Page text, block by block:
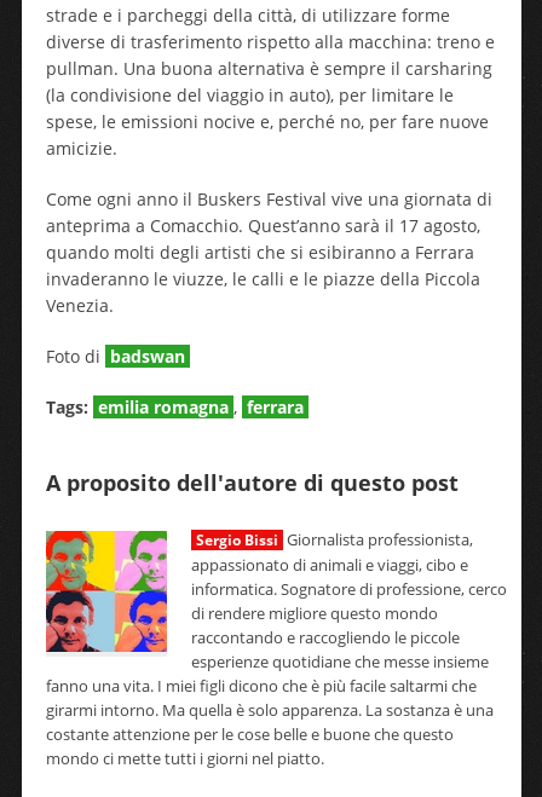
strade e i parcheggi della città, di utilizzare forme
diverse di trasferimento rispetto alla macchina: treno e
pullman. Una buona alternativa è sempre il carsharing
(la condivisione del viaggio in auto), per limitare le
spese, le emissioni nocive e, perché no, per fare nuove
amicizie.
Come ogni anno il Buskers Festival vive una giornata di
anteprima a Comacchio. Quest’anno sarà il 17 agosto,
quando molti degli artisti che si esibiranno a Ferrara
invaderanno le viuzze, le calli e le piazze della Piccola
Venezia.
Foto di badswan
Tags: emilia romagna , ferrara
A proposito dell'autore di questo post
Sergio Bissi Giornalista professionista,
appassionato di animali e viaggi, cibo e
informatica. Sognatore di professione, cerco
di rendere migliore questo mondo
raccontando e raccogliendo le piccole
esperienze quotidiane che messe insieme
fanno una vita. I miei figli dicono che è più facile saltarmi che
girarmi intorno. Ma quella è solo apparenza. La sostanza è una
costante attenzione per le cose belle e buone che questo
mondo ci mette tutti i giorni nel piatto.